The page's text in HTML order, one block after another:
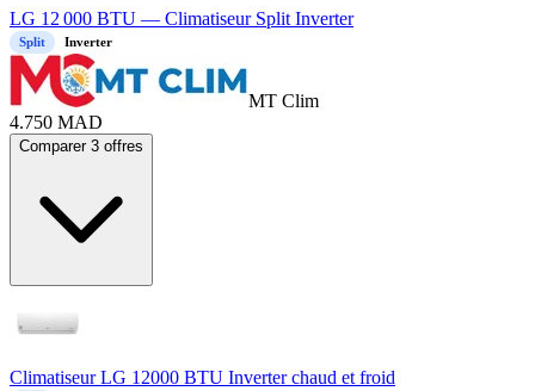
LG 12 000 BTU — Climatiseur Split Inverter
Split Inverter
MT Clim
4.750 MAD
Comparer 3 offres
Climatiseur LG 12000 BTU Inverter chaud et froid